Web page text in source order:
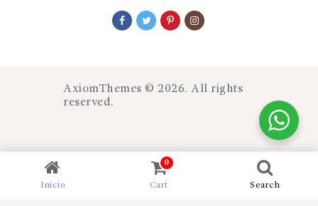
AxiomThemes © 2026. All rights
reserved.
Inicio
0
Cart Search